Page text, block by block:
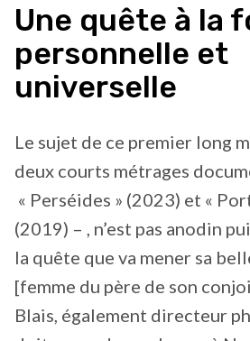
Une quête à la
personnelle et
universelle
Le sujet de ce premier long
deux courts métrages
« Perséides » (2023) et «
(2019) – , n’est pas anodin
la quête que va mener sa
[femme du père de son
Blais, également directeur